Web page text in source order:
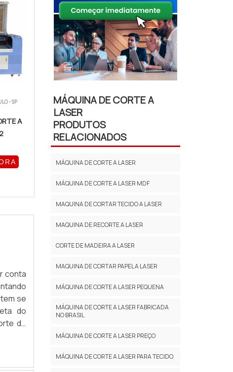
- SP
A
conta
se
do
de
MÁQUINA DE CORTE A
LASER
PRODUTOS
RELACIONADOS
MÁQUINA DE CORTE A LASER
MÁQUINA DE CORTE A LASER MDF
MAQUINA DE CORTAR TECIDO A LASER
MAQUINA DE RECORTE A LASER
CORTE DE MADEIRA A LASER
MAQUINA DE CORTAR PAPEL A LASER
MÁQUINA DE CORTE A LASER PEQUENA
MÁQUINA DE CORTE A LASER FABRICADA
NO BRASIL
MÁQUINA DE CORTE A LASER PREÇO
MÁQUINA DE CORTE A LASER PARA TECIDO